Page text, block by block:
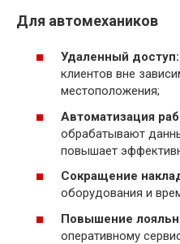
Для автомехаников
Удаленный доступ:
клиентов вне
местоположения;
Автоматизация
обрабатывают
повышает
Сокращение
оборудования и
Повышение
оперативному